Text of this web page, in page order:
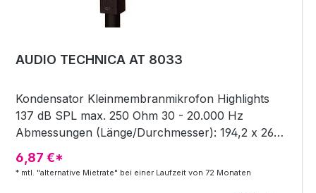
schaltbarer Lowcut 80 Hz
AUDIO TECHNICA AT 8033
Kondensator Kleinmembranmikrofon Highlights
137 dB SPL max. 250 Ohm 30 - 20.000 Hz
Abmessungen (Länge/Durchmesser): 194,2 x 26
mm Batteriespeisung mit 1,5 Volt AA oder
Phantomspeisung inkl. AT8405a Stativadapter für
6,87 €*
* mtl. "alternative Mietrate" bei einer Laufzeit von 72 Monaten